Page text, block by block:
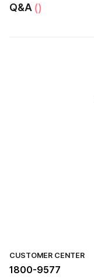
Q&A ()
CUSTOMER CENTER
1800-9577